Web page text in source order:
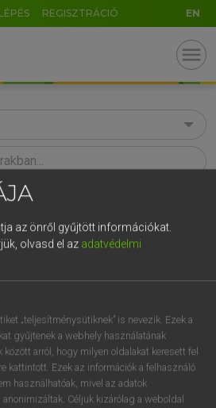
REGISZTRÁCIÓ EN
menu
KERESÉS
szótár
teljes szócikk megtekintéséhez.
az önről gyűjtött információkat.
olvasd el az adatvédelmi
„teljesítménysütiknek” is nevezik. Ezek a
gyűjtenek a webhely használatának
között arról, hogy milyen oldalakat keresett fel
kattintott. Ezek az információk a felhasználó
használhatóak, mivel az adatok
Céljuk kizárólag a weboldal
i o p
l é á ű Ω
, . AltGr